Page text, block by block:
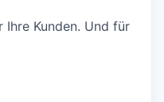
Ihre Kunden. Und für